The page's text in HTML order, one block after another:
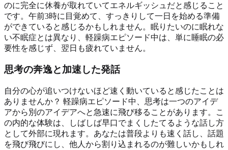
のに完全に休養が取れていてエネルギッシュだと感じること
です。午前3時に目覚めて、すっきりして一日を始める準備
ができていると感じるかもしれません。眠りたいのに眠れな
い不眠症とは異なり、軽躁病エピソード中は、単に睡眠の必
要性を感じず、翌日も疲れていません。
思考の奔逸と加速した発話
自分の心が追いつけないほど速く動いていると感じたことは
ありませんか？ 軽躁病エピソード中、思考は一つのアイデ
アから別のアイデアへと急速に飛び移ることがあります。こ
の内的な体験は、しばしば早口でまくしたてるような話し方
として外部に現れます。あなたは普段よりも速く話し、話題
を飛び飛びにし、他人から割り込まれるのが難しいかもしれ